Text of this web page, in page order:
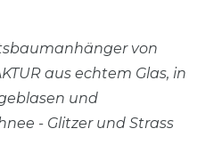
von
aus echtem Glas, in
und
- Glitzer und Strass